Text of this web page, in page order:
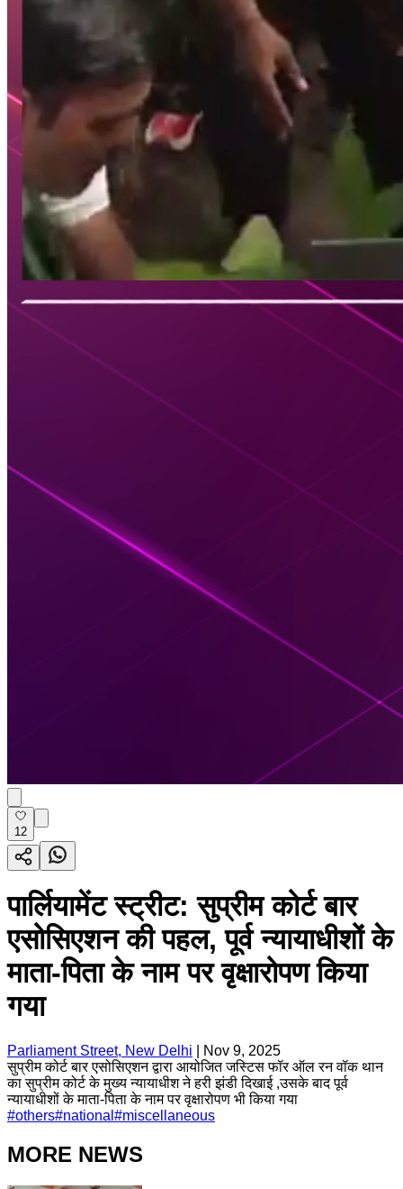
12
पार्लियामेंट स्ट्रीट: सुप्रीम कोर्ट बार
एसोसिएशन की पहल, पूर्व न्यायाधीशों के
माता-पिता के नाम पर वृक्षारोपण किया
गया
Parliament Street, New Delhi
Nov 9, 2025
सुप्रीम कोर्ट बार एसोसिएशन द्वारा आयोजित जस्टिस फॉर ऑल रन वॉक थान
का सुप्रीम कोर्ट के मुख्य न्यायाधीश ने हरी झंडी दिखाई ,उसके बाद पूर्व
न्यायाधीशों के माता-पिता के नाम पर वृक्षारोपण भी किया गया
#others#national #miscellaneous
MORE NEWS